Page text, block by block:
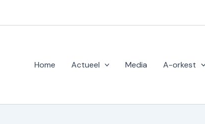
Home Actueel Media A-orkest